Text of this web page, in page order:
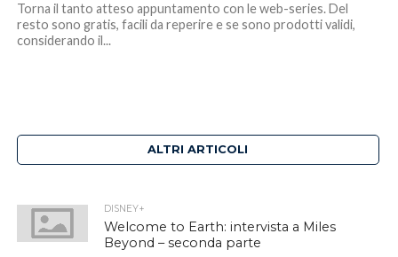
Torna il tanto atteso appuntamento con le web-series. Del
resto sono gratis, facili da reperire e se sono prodotti validi,
considerando il...
ALTRI ARTICOLI
DISNEY+
Welcome to Earth: intervista a Miles
Beyond – seconda parte